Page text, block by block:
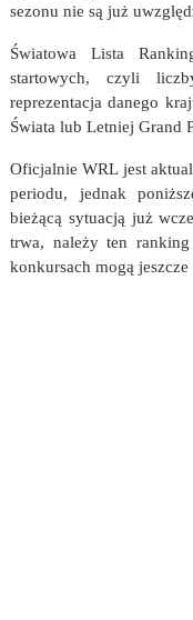
sezonu nie są już
Światowa Lista
startowych, czyli
reprezentacja danego
Świata lub Letniej Grand
Oficjalnie WRL jest
periodu, jednak
bieżącą sytuacją już
trwa, należy ten
konkursach mogą